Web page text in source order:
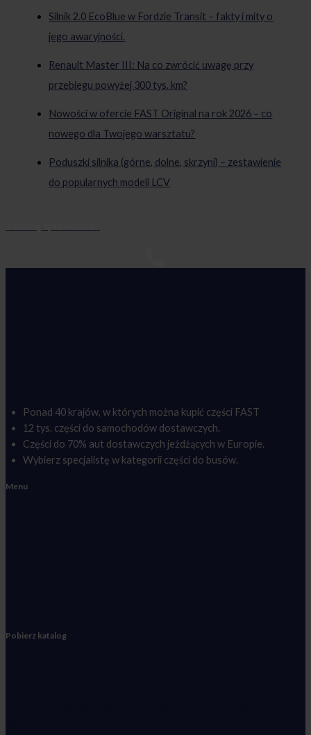
Silnik 2.0 EcoBlue w Fordzie Transit – fakty i mity o
jego awaryjności.
Renault Master III: Na co zwrócić uwagę przy
przebiegu powyżej 300 tys. km?
Nowości w ofercie FAST Original na rok 2026 – co
nowego dla Twojego warsztatu?
Poduszki silnika (górne, dolne, skrzyni) – zestawienie
do popularnych modeli LCV
Ponad 40 krajów, w których można kupić części FAST
12 tys. części do samochodów dostawczych.
Części do 70% aut dostawczych jeżdżących w Europie.
Wybierz specjalistę w kategorii części do busów.
Menu
Pobierz katalog